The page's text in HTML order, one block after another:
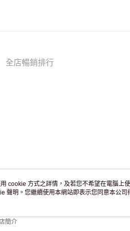
全店暢銷排行
我們
簡介
cookie 方式之詳情，及若您不希望在電腦上
聲明。您繼續使用本網站即表示您同意本公